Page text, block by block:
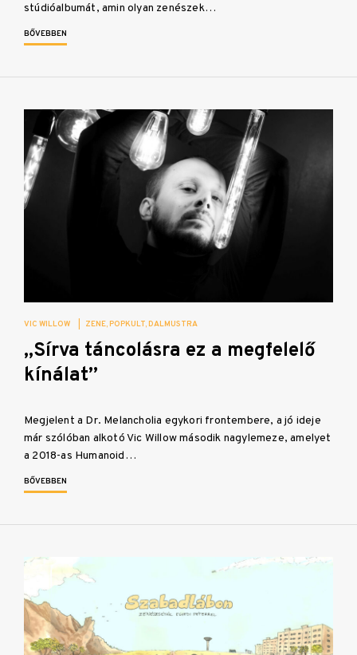
stúdióalbumát, amin olyan zenészek…
BŐVEBBEN
VIC WILLOW ZENE POPKULT DALMUSTRA
„Sírva táncolásra ez a megfelelő
kínálat”
Megjelent a Dr. Melancholia egykori frontembere, a jó ideje
már szólóban alkotó Vic Willow második nagylemeze, amelyet
a 2018-as Humanoid…
BŐVEBBEN